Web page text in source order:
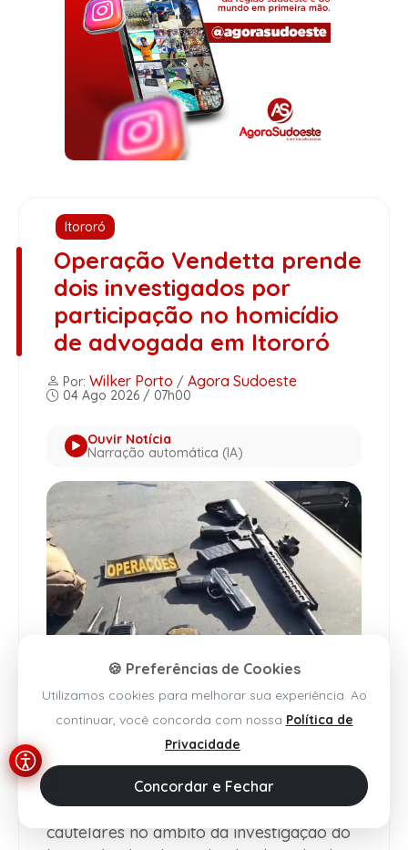
Itororó
Operação Vendetta prende
dois investigados por
participação no homicídio
de advogada em Itororó
Por: Wilker Porto / Agora Sudoeste
04 Ago 2026 / 07h00
Ouvir Notícia
Narração automática (IA)
APolícia CivildaBahiadeflagrou, na
segunda-feira (3), a Operação Vendetta,
com o objetivo de cumprir medidas
cautelares no âmbito da investigação do
🍪 Preferências de Cookies
Utilizamos cookies para melhorar sua experiência. Ao
continuar, você concorda com nossa Política de
Privacidade.
Concordar e Fechar